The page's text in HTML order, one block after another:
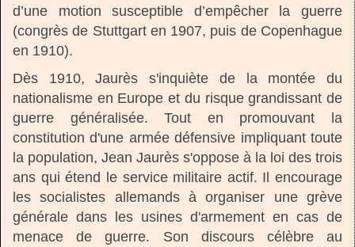
d’une motion susceptible d’empêcher la guerre
(congrès de Stuttgart en 1907, puis de Copenhague
en 1910).
Dès 1910, Jaurès s'inquiète de la montée du
nationalisme en Europe et du risque grandissant de
guerre généralisée. Tout en promouvant la
constitution d'une armée défensive impliquant toute
la population, Jean Jaurès s'oppose à la loi des trois
ans qui étend le service militaire actif. Il encourage
les socialistes allemands à organiser une grève
générale dans les usines d'armement en cas de
menace de guerre. Son discours célèbre au